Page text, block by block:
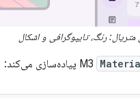
رنگ، تایپوگرافی و اشکال